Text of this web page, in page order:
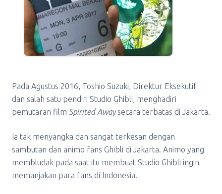
Pada Agustus 2016, Toshio Suzuki, Direktur Eksekutif
dan salah satu pendiri Studio Ghibli, menghadiri
pemutaran film Spirited Awaysecara terbatas di Jakarta.
Ia tak menyangka dan sangat terkesan dengan
sambutan dan animo fans Ghibli di Jakarta. Animo yang
membludak pada saat itu membuat Studio Ghibli ingin
memanjakan para fans di Indonesia.